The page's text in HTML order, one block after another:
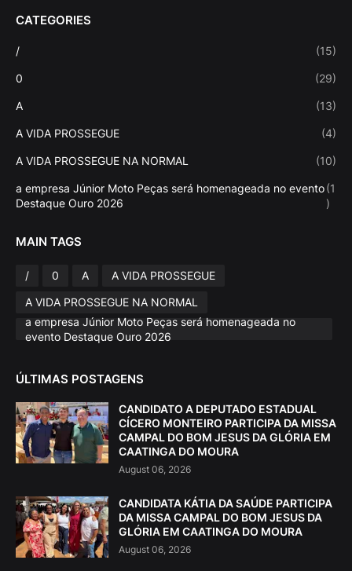
CATEGORIES
/ (15)
0 (29)
A (13)
A VIDA PROSSEGUE (4)
A VIDA PROSSEGUE NA NORMAL (10)
a empresa Júnior Moto Peças será homenageada no evento
Destaque Ouro 2026
(1
)
MAIN TAGS
/ 0 A
A VIDA PROSSEGUE
A VIDA PROSSEGUE NA NORMAL
a empresa Júnior Moto Peças será homenageada no
evento Destaque Ouro 2026
ÚLTIMAS POSTAGENS
CANDIDATO A DEPUTADO ESTADUAL
CÍCERO MONTEIRO PARTICIPA DA MISSA
CAMPAL DO BOM JESUS DA GLÓRIA EM
CAATINGA DO MOURA
August 06, 2026
CANDIDATA KÁTIA DA SAÚDE PARTICIPA
DA MISSA CAMPAL DO BOM JESUS DA
GLÓRIA EM CAATINGA DO MOURA
August 06, 2026